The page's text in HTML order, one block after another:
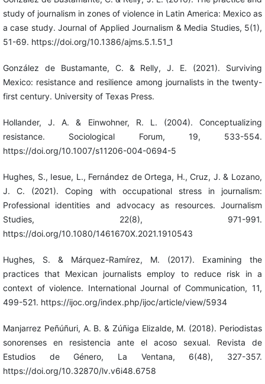
study of journalism in zones of violence in Latin America: Mexico as
a case study. Journal of Applied Journalism & Media Studies, 5(1),
51-69. https://doi.org/10.1386/ajms.5.1.51_1
González de Bustamante, C. & Relly, J. E. (2021). Surviving
Mexico: resistance and resilience among journalists in the twenty-
first century. University of Texas Press.
Hollander, J. A. & Einwohner, R. L. (2004). Conceptualizing
resistance. Sociological Forum, 19, 533-554.
https://doi.org/10.1007/s11206-004-0694-5
Hughes, S., Iesue, L., Fernández de Ortega, H., Cruz, J. & Lozano,
J. C. (2021). Coping with occupational stress in journalism:
Professional identities and advocacy as resources. Journalism
Studies, 22(8), 971-991.
https://doi.org/10.1080/1461670X.2021.1910543
Hughes, S. & Márquez-Ramírez, M. (2017). Examining the
practices that Mexican journalists employ to reduce risk in a
context of violence. International Journal of Communication, 11,
499-521. https://ijoc.org/index.php/ijoc/article/view/5934
Manjarrez Peñúñuri, A. B. & Zúñiga Elizalde, M. (2018). Periodistas
sonorenses en resistencia ante el acoso sexual. Revista de
Estudios de Género, La Ventana, 6(48), 327-357.
https://doi.org/10.32870/lv.v6i48.6758